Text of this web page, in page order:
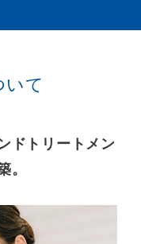
て
ドトリートメン
。